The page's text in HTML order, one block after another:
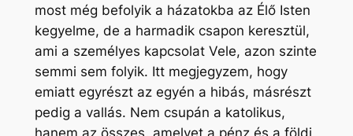
most még befolyik a házatokba az Élő Isten
kegyelme, de a harmadik csapon keresztül,
ami a személyes kapcsolat Vele, azon szinte
semmi sem folyik. Itt megjegyzem, hogy
emiatt egyrészt az egyén a hibás, másrészt
pedig a vallás. Nem csupán a katolikus,